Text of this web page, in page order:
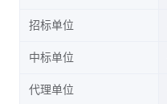
招标单位
中标单位
代理单位